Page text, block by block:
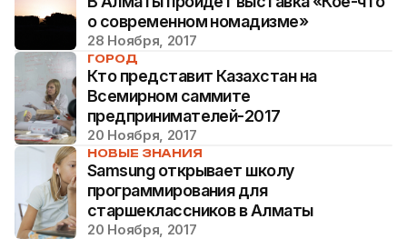
о современном номадизме»
28 Ноября, 2017
ГОРОД
Кто представит Казахстан на
Всемирном саммите
предпринимателей-2017
20 Ноября, 2017
НОВЫЕ ЗНАНИЯ
Samsung открывает школу
программирования для
старшеклассников в Алматы
20 Ноября, 2017